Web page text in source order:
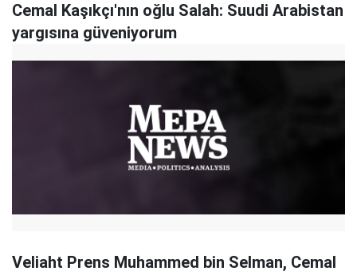
Cemal Kaşıkçı'nın oğlu Salah: Suudi Arabistan
yargısına güveniyorum
Veliaht Prens Muhammed bin Selman, Cemal